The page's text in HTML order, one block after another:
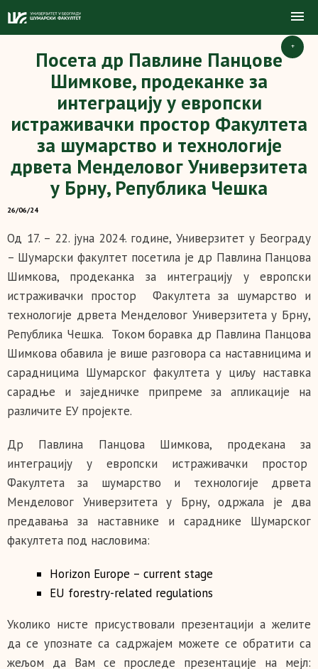
+
Посета др Павлине Панцове
Шимкове, продеканке за
интеграцију у европски
истраживачки простор Факултета
за шумарство и технологије
дрвета Менделовог Универзитета
у Брну, Република Чешка
26/06/24
Од 17. – 22. јуна 2024. године, Универзитет у Београду
– Шумарски факултет посетила је др Павлина Панцова
Шимкова, продеканка за интеграцију у европски
истраживачки простор Факултета за шумарство и
технологије дрвета Менделовог Универзитета у Брну,
Република Чешка. Током боравка др Павлина Панцова
Шимкова обавила је више разговора са наставницима и
сарадницима Шумарског факултета у циљу наставка
сарадње и заједничке припреме за апликације на
различите ЕУ пројекте.
Др Павлина Панцова Шимкова, продекана за
интеграцију у европски истраживачки простор
Факултета за шумарство и технологије дрвета
Менделовог Универзитета у Брну, одржала је два
предавања за наставнике и сараднике Шумарског
факултета под насловима:
Horizon Europe – current stage
EU forestry-related regulations
Уколико нисте присуствовали презентацији а желите
да се упознате са садржајем можете се обратити са
жељом да Вам се проследе презентације на мејл: